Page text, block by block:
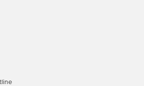
администратора для
станций.
немецком и французском.